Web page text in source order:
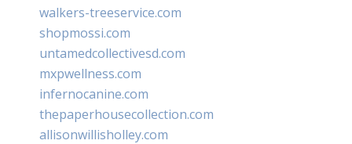
walkers-treeservice.com
shopmossi.com
untamedcollectivesd.com
mxpwellness.com
infernocanine.com
thepaperhousecollection.com
allisonwillisholley.com